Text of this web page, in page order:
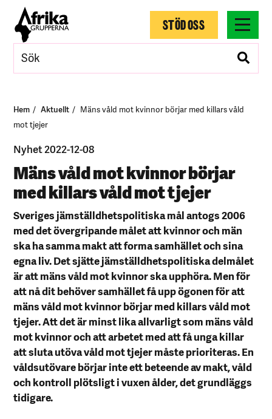
STÖD OSS
Hem Aktuellt
Mäns våld mot kvinnor börjar med killars våld
mot tjejer
Nyhet 2022-12-08
Mäns våld mot kvinnor börjar
med killars våld mot tjejer
Sveriges jämställdhetspolitiska mål antogs 2006
med det övergripande målet attkvinnor och män
ska ha samma makt att forma samhället och sina
egna liv. Det sjätte jämställdhetspolitiska delmålet
är att mäns våld mot kvinnor ska upphöra. Men för
att nå dit behöver samhället få upp ögonen för att
mäns våld mot kvinnor börjar med killars våld mot
tjejer. Att det är minst lika allvarligt som mäns våld
mot kvinnor och att arbetet med att få unga killar
att sluta utöva våld mot tjejer måste prioriteras. En
våldsutövare börjar inte ett beteende av makt, våld
och kontroll plötsligt i vuxen ålder, det grundläggs
tidigare.